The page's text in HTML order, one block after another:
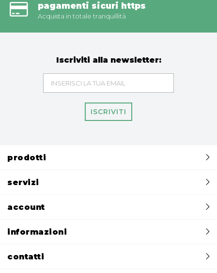
pagamenti sicuri https
Acquista in totale tranquillità
Iscriviti alla newsletter:
ISCRIVITI
prodotti
servizi
account
informazioni
contatti